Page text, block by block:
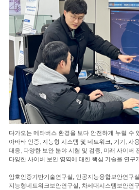
다가오는 메타버스 환경을 보다 안전하게 누릴 수
아바타 인증, 지능형 시스템 및 네트워크, 기기, 사
대응, 다양한 보안 분야 시험 및 검증, 미래 사이버
다양한 사이버 보안 영역에 대한 핵심 기술을 연구
암호인증기반기술연구실, 인공지능융합보안연구실,
지능형네트워크보안연구실, 차세대시스템보안연구